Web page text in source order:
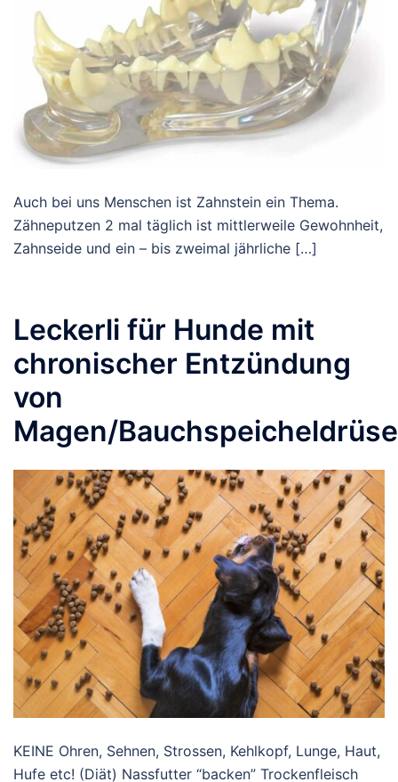
Auch bei uns Menschen ist Zahnstein ein Thema.
Zähneputzen 2 mal täglich ist mittlerweile Gewohnheit,
Zahnseide und ein – bis zweimal jährliche […]
Leckerli für Hunde mit
chronischer Entzündung
von
Magen/Bauchspeicheldrüse
KEINE Ohren, Sehnen, Strossen, Kehlkopf, Lunge, Haut,
Hufe etc! (Diät) Nassfutter “backen” Trockenfleisch